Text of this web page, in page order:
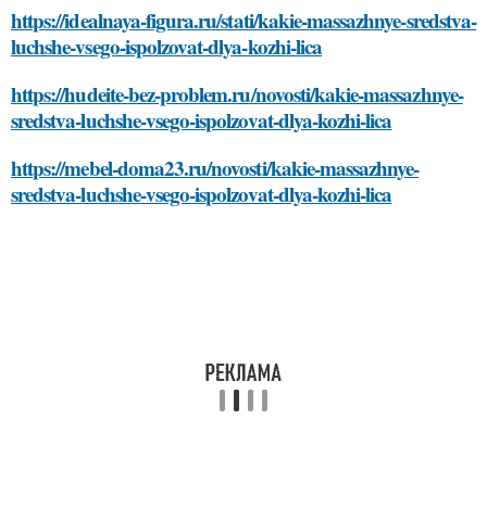
https://idealnaya-figura.ru/stati/kakie-massazhnye-sredstva-
luchshe-vsego-ispolzovat-dlya-kozhi-lica
https://hudeite-bez-problem.ru/novosti/kakie-massazhnye-
sredstva-luchshe-vsego-ispolzovat-dlya-kozhi-lica
https://mebel-doma23.ru/novosti/kakie-massazhnye-
sredstva-luchshe-vsego-ispolzovat-dlya-kozhi-lica